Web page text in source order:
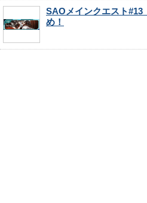
SAOメインクエスト#13
め！